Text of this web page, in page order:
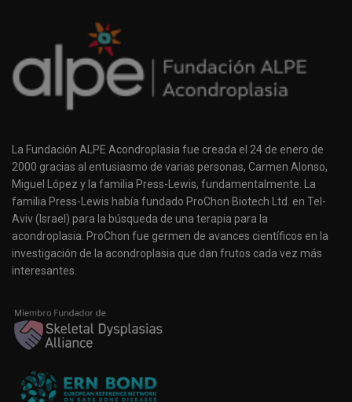
La Fundación ALPE Acondroplasia fue creada el 24 de enero de
2000 gracias al entusiasmo de varias personas, Carmen Alonso,
Miguel López y la familia Press-Lewis, fundamentalmente. La
familia Press-Lewis había fundado ProChon Biotech Ltd. en Tel-
Aviv (Israel) para la búsqueda de una terapia para la
acondroplasia. ProChon fue germen de avances científicos en la
investigación de la acondroplasia que dan frutos cada vez más
interesantes.